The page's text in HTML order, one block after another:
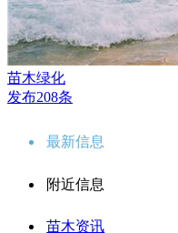
苗木绿化
发布208条
最新信息
附近信息
苗木资讯